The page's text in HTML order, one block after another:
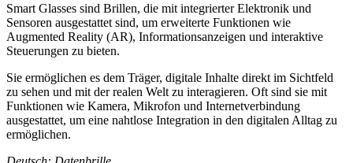
Smart Glasses sind Brillen, die mit integrierter Elektronik und
Sensoren ausgestattet sind, um erweiterte Funktionen wie
Augmented Reality (AR), Informationsanzeigen und interaktive
Steuerungen zu bieten.
Sie ermöglichen es dem Träger, digitale Inhalte direkt im Sichtfeld
zu sehen und mit der realen Welt zu interagieren. Oft sind sie mit
Funktionen wie Kamera, Mikrofon und Internetverbindung
ausgestattet, um eine nahtlose Integration in den digitalen Alltag zu
ermöglichen.